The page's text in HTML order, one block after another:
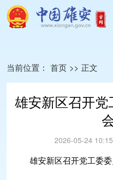
当前位置： 首页 >> 正文
雄安新区召开党
2026-05-24
雄安新区召开党工委委